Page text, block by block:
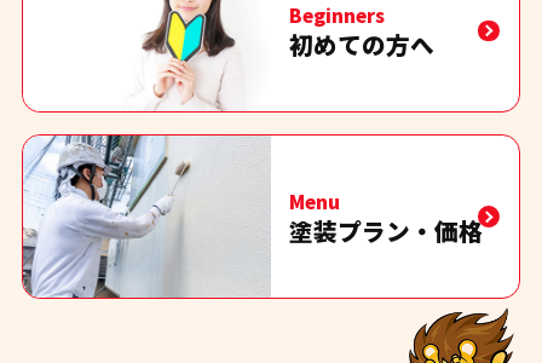
Beginners
初めての方へ
Menu
塗装プラン・価格